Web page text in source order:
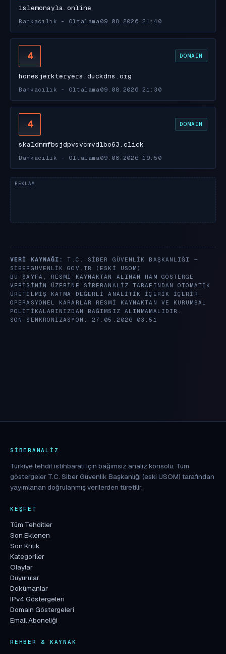
islemonayla.online
Bankacılık - Oltalama 09.08.2026 21:40
4 DOMAIN
honesjerkteryers.duckdns.org
Bankacılık - Oltalama 09.08.2026 21:30
4 DOMAIN
skaldnmfbsjdpvsvcmvdlbo63.click
Bankacılık - Oltalama 09.08.2026 19:50
VERI KAYNAĞI:
T.C. SIBER GÜVENLIK BAŞKANLIĞI —
SIBERGUVENLIK.GOV.TR
(ESKI USOM)
BU SAYFA, RESMI KAYNAKTAN ALINAN HAM GÖSTERGE
VERISININ ÜZERINE SIBERANALIZ TARAFINDAN OTOMATIK
ÜRETILMIŞ KATMA DEĞERLI ANALITIK IÇERIK IÇERIR.
OPERASYONEL KARARLAR RESMI KAYNAKTAN VE KURUMSAL
POLITIKALARINIZDAN BAĞIMSIZ ALINMAMALIDIR.
SON SENKRONIZASYON: 27.05.2026 03:51
SIBERANALIZ
Türkiye tehdit istihbaratı için bağımsız analiz konsolu. Tüm
göstergeler T.C. Siber Güvenlik Başkanlığı (eski USOM) tarafından
yayımlanan doğrulanmış verilerden türetilir.
KEŞFET
Tüm Tehditler
Son Eklenen
Son Kritik
Kategoriler
Olaylar
Duyurular
Dokümanlar
IPv4 Göstergeleri
Domain Göstergeleri
Email Aboneliği
REHBER & KAYNAK